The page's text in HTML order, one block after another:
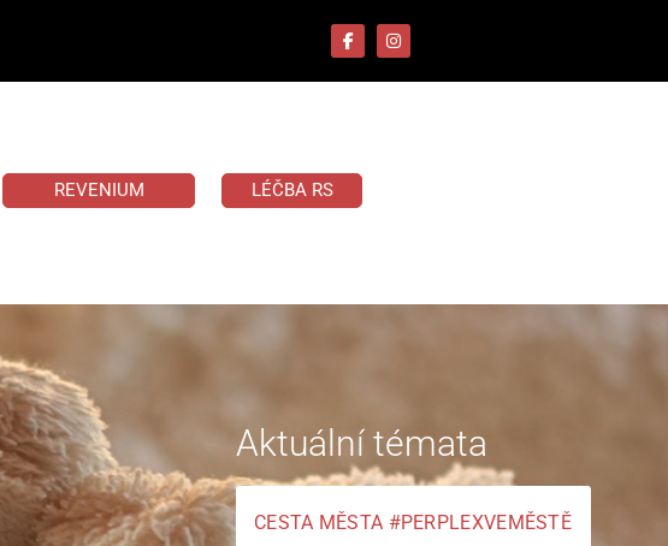
REVENIUM LÉČBA RS
Aktuální témata
CESTA MĚSTA #PERPLEXVEMĚSTĚ